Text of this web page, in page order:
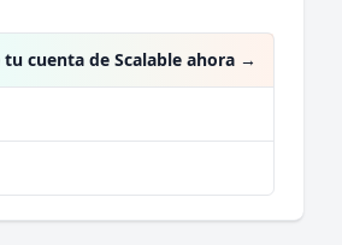
cuenta de Scalable ahora →